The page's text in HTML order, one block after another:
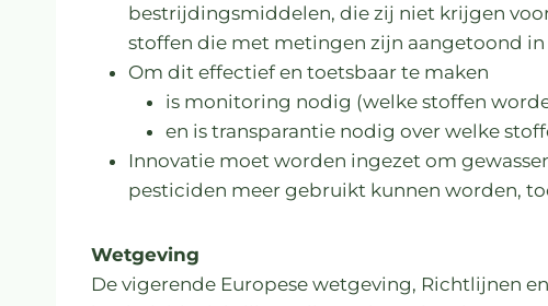
bestrijdingsmiddelen, die zij niet krijgen
stoffen die met metingen zijn aangetoond
Om dit effectief en toetsbaar te maken
is monitoring nodig (welke stoffen
en is transparantie nodig over welke
Innovatie moet worden ingezet om
pesticiden meer gebruikt kunnen worden,
Wetgeving
De vigerende Europese wetgeving, Richtlijnen